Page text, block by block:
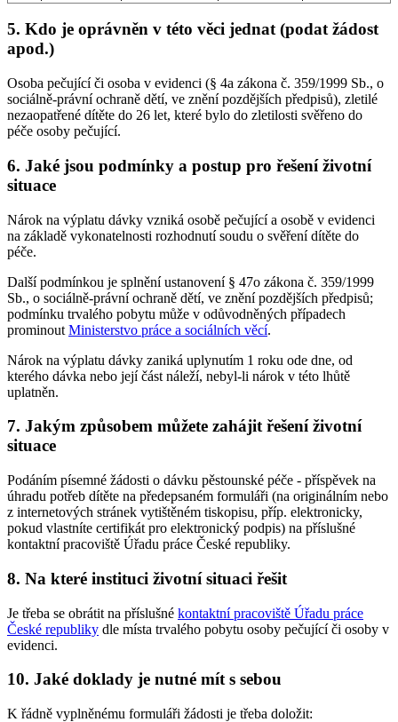
5. Kdo je oprávněn v této věci jednat (podat žádost
apod.)
Osoba pečující či osoba v evidenci (§ 4a zákona č. 359/1999 Sb., o
sociálně-právní ochraně dětí, ve znění pozdějších předpisů), zletilé
nezaopatřené dítěte do 26 let, které bylo do zletilosti svěřeno do
péče osoby pečující.
6. Jaké jsou podmínky a postup pro řešení životní
situace
Nárok na výplatu dávky vzniká osobě pečující a osobě v evidenci
na základě vykonatelnosti rozhodnutí soudu o svěření dítěte do
péče.
Další podmínkou je splnění ustanovení § 47o zákona č. 359/1999
Sb., o sociálně-právní ochraně dětí, ve znění pozdějších předpisů;
podmínku trvalého pobytu může v odůvodněných případech
prominout Ministerstvo práce a sociálních věcí.
Nárok na výplatu dávky zaniká uplynutím 1 roku ode dne, od
kterého dávka nebo její část náleží, nebyl-li nárok v této lhůtě
uplatněn.
7. Jakým způsobem můžete zahájit řešení životní
situace
Podáním písemné žádosti o dávku pěstounské péče - příspěvek na
úhradu potřeb dítěte na předepsaném formuláři (na originálním nebo
z internetových stránek vytištěném tiskopisu, příp. elektronicky,
pokud vlastníte certifikát pro elektronický podpis) na příslušné
kontaktní pracoviště Úřadu práce České republiky.
8. Na které instituci životní situaci řešit
Je třeba se obrátit na příslušné kontaktní pracoviště Úřadu práce
České republiky dle místa trvalého pobytu osoby pečující či osoby v
evidenci.
10. Jaké doklady je nutné mít s sebou
K řádně vyplněnému formuláři žádosti je třeba doložit: